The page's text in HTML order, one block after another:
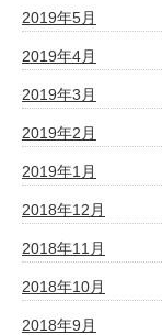
2019年5月
2019年4月
2019年3月
2019年2月
2019年1月
2018年12月
2018年11月
2018年10月
2018年9月